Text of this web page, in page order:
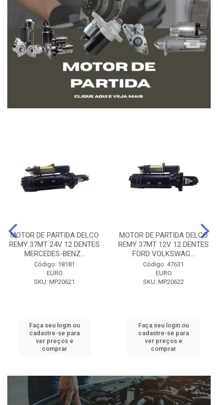
MOTOR DE PARTIDA DELCO
REMY 37MT 24V 12 DENTES
MERCEDES-BENZ...
Código: 18181
EURO
SKU: MP20621
Faça seu login ou
cadastre-se para
ver preços e
comprar
MOTOR DE PARTIDA DELCO
REMY 37MT 12V 12 DENTES
FORD VOLKSWAG...
Código: 47631
EURO
SKU: MP20622
Faça seu login ou
cadastre-se para
ver preços e
comprar